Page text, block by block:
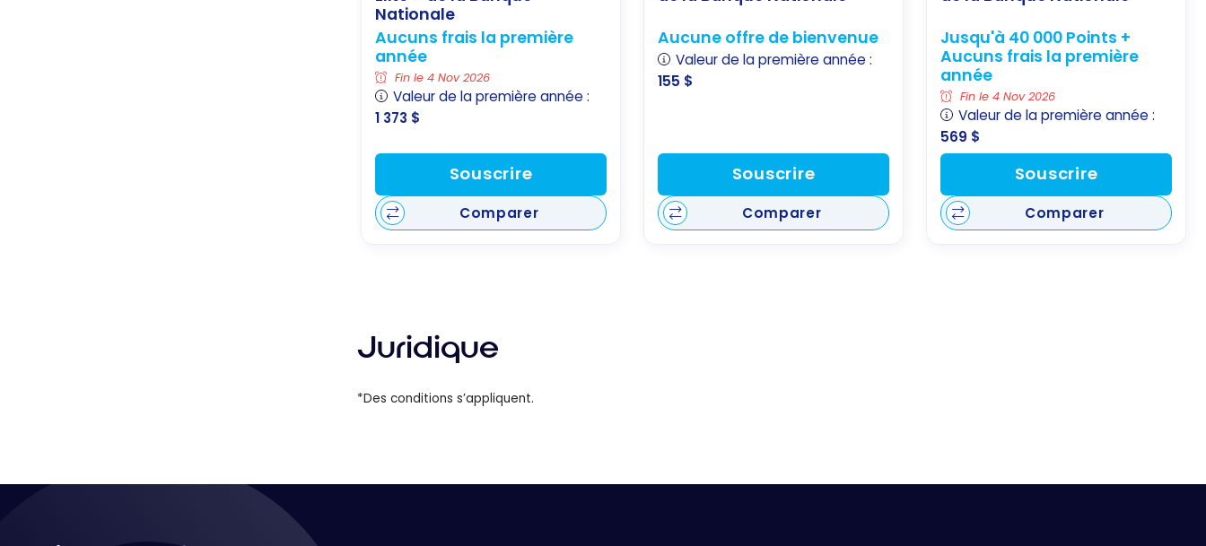
Nationale
Aucuns frais la première
année
Fin le 4 Nov 2026
Valeur de la première année :
1 373 $
Souscrire
Comparer
Aucune offre de bienvenue
Valeur de la première année :
155 $
Souscrire
Comparer
Jusqu'à 40 000 Points +
Aucuns frais la première
année
Fin le 4 Nov 2026
Valeur de la première année :
569 $
Souscrire
Comparer
Juridique
*Des conditions s’appliquent.